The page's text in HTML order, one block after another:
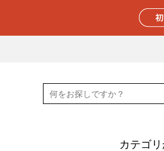
カテゴ